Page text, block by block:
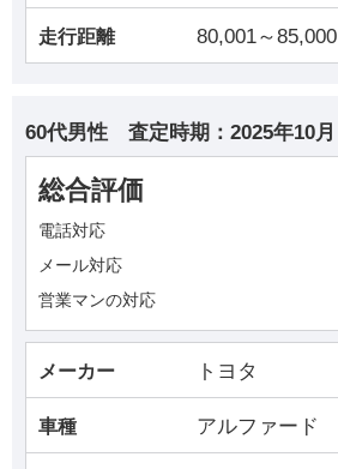
走行距離 80,001～85,000
60代男性 査定時期： 2025年10月
総合評価
電話対応
メール対応
営業マンの対応
メーカー トヨタ
車種 アルファード